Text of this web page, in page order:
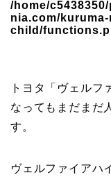
/home/
nia.com/
child/
トヨタ「ヴェルフ
なってもまだまだ
す。
ヴェルファイアハ